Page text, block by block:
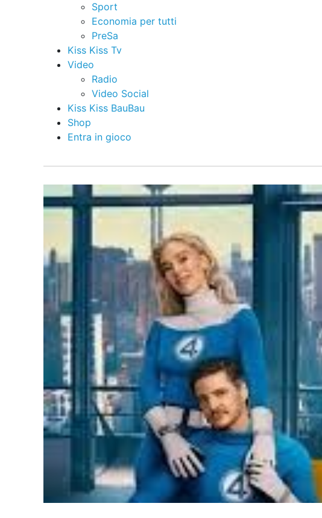
Sport
Economia per tutti
PreSa
Kiss Kiss Tv
Video
Radio
Video Social
Kiss Kiss BauBau
Shop
Entra in gioco